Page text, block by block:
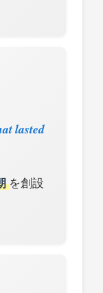
lasted
を創設